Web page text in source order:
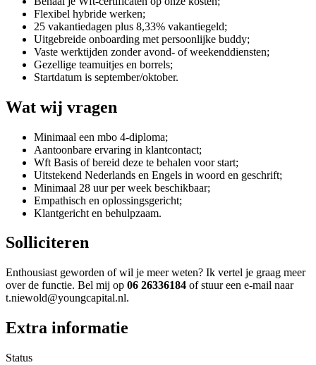
Flexibel hybride werken;
25 vakantiedagen plus 8,33% vakantiegeld;
Uitgebreide onboarding met persoonlijke buddy;
Vaste werktijden zonder avond- of weekenddiensten;
Gezellige teamuitjes en borrels;
Startdatum is september/oktober.
Wat wij vragen
Minimaal een mbo 4-diploma;
Aantoonbare ervaring in klantcontact;
Wft Basis of bereid deze te behalen voor start;
Uitstekend Nederlands en Engels in woord en geschrift;
Minimaal 28 uur per week beschikbaar;
Empathisch en oplossingsgericht;
Klantgericht en behulpzaam.
Solliciteren
Enthousiast geworden of wil je meer weten? Ik vertel je graag meer
over de functie. Bel mij op 06 26336184 of stuur een e-mail naar
t.niewold@youngcapital.nl.
Extra informatie
Status